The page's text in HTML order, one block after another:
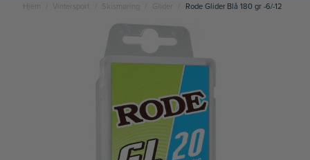
Hjem Vintersport Skismøring Rode Glider Blå 180 gr -6/-12